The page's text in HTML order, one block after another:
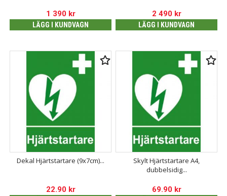
1 390 kr
LÄGG I KUNDVAGN
2 490 kr
LÄGG I KUNDVAGN
Dekal Hjärtstartare (9x7cm)...
22.90 kr
Skylt Hjärtstartare A4,
dubbelsidig...
69.90 kr